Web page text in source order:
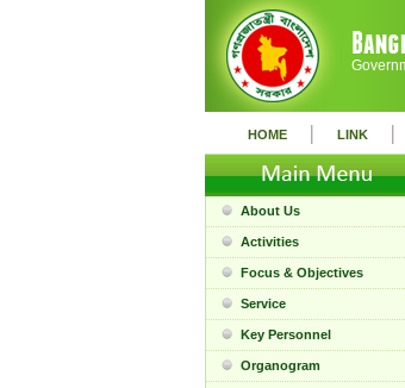
HOME | LINK |
About Us
Activities
Focus & Objectives
Service
Key Personnel
Organogram